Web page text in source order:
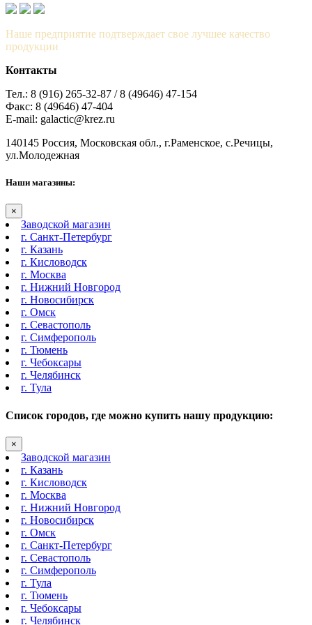
Наше предприятие подтверждает свое лучшее качество
продукции
Контакты
Тел.: 8 (916) 265-32-87 / 8 (49646) 47-154
Факс: 8 (49646) 47-404
E-mail: galactic@krez.ru
140145 Россия, Московская обл., г.Раменское, с.Речицы,
ул.Молодежная
Наши магазины:
×
Заводской магазин
г. Санкт-Петербург
г. Казань
г. Кисловодск
г. Москва
г. Нижний Новгород
г. Новосибирск
г. Омск
г. Севастополь
г. Симферополь
г. Тюмень
г. Чебоксары
г. Челябинск
г. Тула
Список городов, где можно купить нашу продукцию:
×
Заводской магазин
г. Казань
г. Кисловодск
г. Москва
г. Нижний Новгород
г. Новосибирск
г. Омск
г. Санкт-Петербург
г. Севастополь
г. Симферополь
г. Тула
г. Тюмень
г. Чебоксары
г. Челябинск